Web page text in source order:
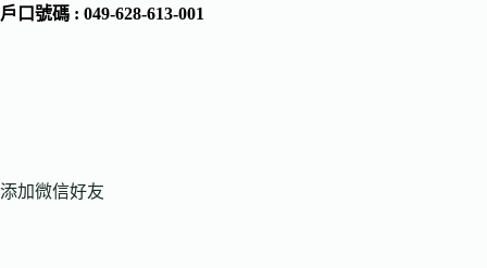
戶口號碼 : 049-628-613-001
添加微信好友